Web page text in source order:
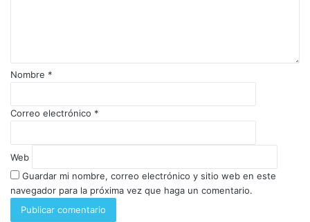
Nombre *
Correo electrónico *
Web
Guardar mi nombre, correo electrónico y sitio web en este
navegador para la próxima vez que haga un comentario.